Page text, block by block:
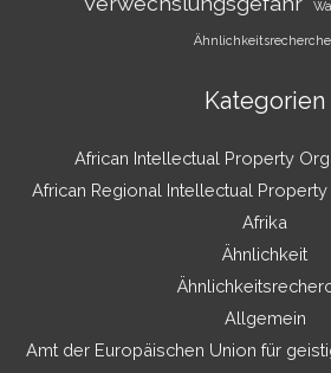
Ähnlichkeitsrecherche
Kategorien
African Intellectual Property
African Regional Intellectual Property
Afrika
Ähnlichkeit
Allgemein
Amt der Europäischen Union für